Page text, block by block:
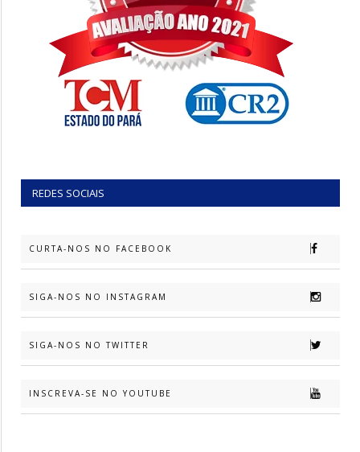
REDES SOCIAIS
CURTA-NOS NO FACEBOOK
SIGA-NOS NO INSTAGRAM
SIGA-NOS NO TWITTER
INSCREVA-SE NO YOUTUBE